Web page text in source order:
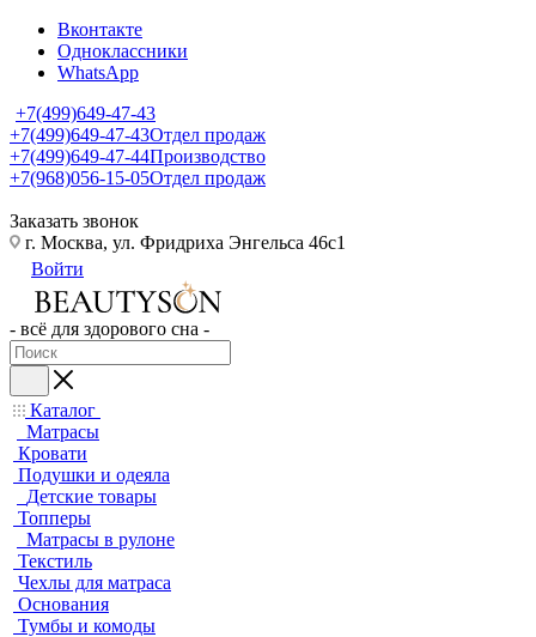
Вконтакте
Одноклассники
WhatsApp
+7(499)649-47-43
+7(499)649-47-43Отдел продаж
+7(499)649-47-44Производство
+7(968)056-15-05Отдел продаж
Заказать звонок
г. Москва, ул. Фридриха Энгельса 46с1
Войти
- всё для здорового сна -
Каталог
Матрасы
Кровати
Подушки и одеяла
Детские товары
Топперы
Матрасы в рулоне
Текстиль
Чехлы для матраса
Основания
Тумбы и комоды